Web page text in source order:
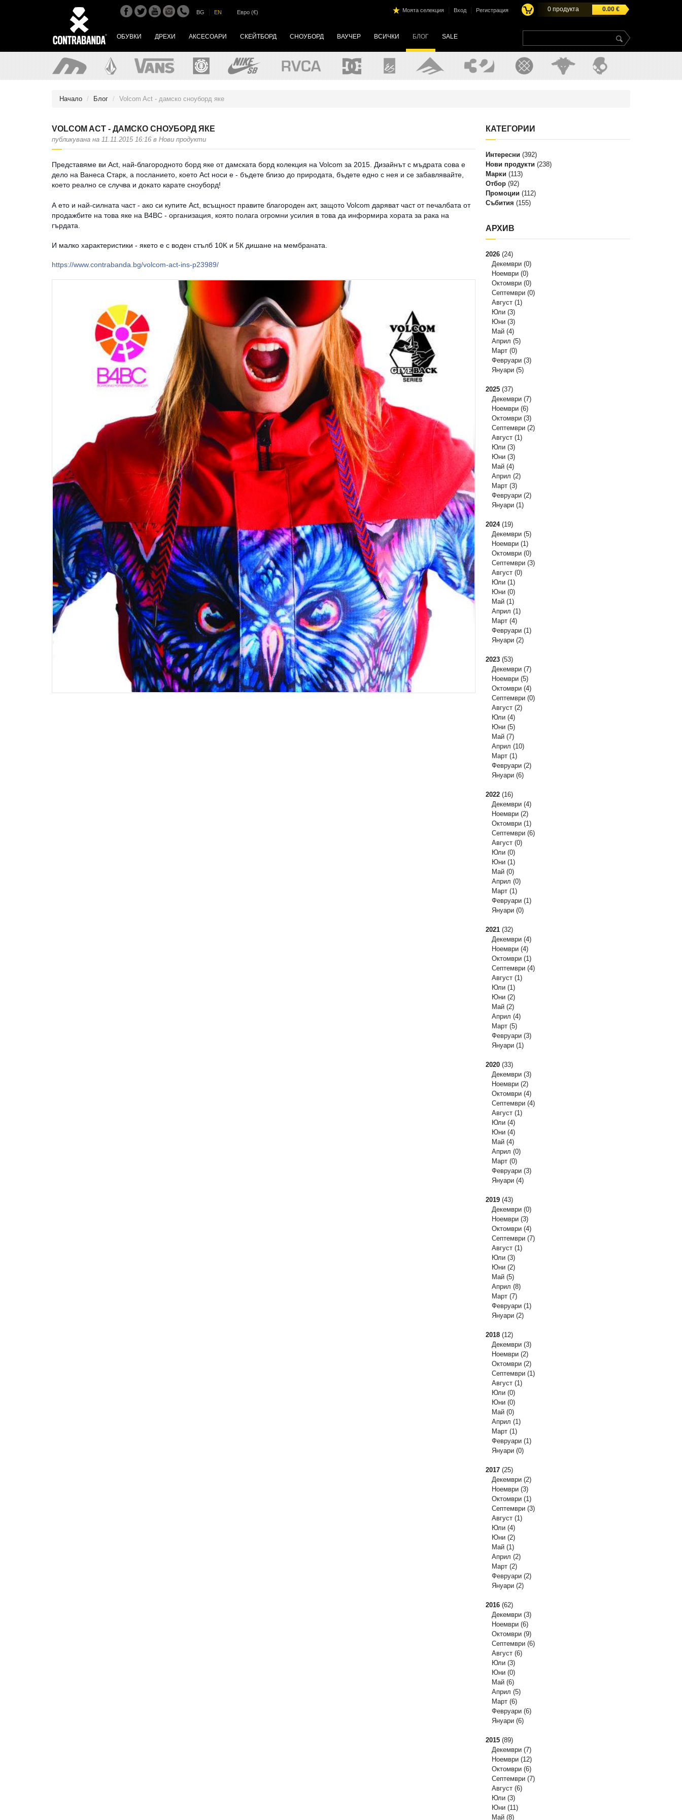
BG EN Евро (€) Моята селекция Вход Регистрация 0 продукта 0.00€
ОБУВКИ ДРЕХИ АКСЕСОАРИ СКЕЙТБОРД СНОУБОРД ВАУЧЕР ВСИЧКИ БЛОГ SALE
Начало Блог Volcom Act - дамско сноуборд яке
VOLCOM ACT - ДАМСКО СНОУБОРД ЯКЕ
публикувана на 11.11.2015 16:16 в Нови продукти
Представяме ви Act, най-благородното борд яке от дамската борд колекция на Volcom за 2015. Дизайнът с мъдрата сова е
дело на Ванеса Старк, а посланието, което Act носи е - бъдете близо до природата, бъдете едно с нея и се забавлявайте,
което реално се случва и докато карате сноуборд!
А ето и най-силната част - ако си купите Act, всъщност правите благороден акт, защото Volcom даряват част от печалбата от
продажбите на това яке на B4BC - организация, която полага огромни усилия в това да информира хората за рака на
гърдата.
И малко характеристики - якето е с воден стълб 10K и 5К дишане на мембраната.
https://www.contrabanda.bg/volcom-act-ins-p23989/
КАТЕГОРИИ
Интересни (392)
Нови продукти (238)
Марки (113)
Отбор (92)
Промоции (112)
Събития (155)
АРХИВ
2026 (24)
Декември (0)
Ноември (0)
Октомври (0)
Септември (0)
Август (1)
Юли (3)
Юни (3)
Май (4)
Април (5)
Март (0)
Февруари (3)
Януари (5)
2025 (37)
Декември (7)
Ноември (6)
Октомври (3)
Септември (2)
Август (1)
Юли (3)
Юни (3)
Май (4)
Април (2)
Март (3)
Февруари (2)
Януари (1)
2024(19)
Декември (5)
Ноември (1)
Октомври (0)
Септември (3)
Август (0)
Юли (1)
Юни (0)
Май (1)
Април (1)
Март (4)
Февруари (1)
Януари (2)
2023 (53)
Декември (7)
Ноември (5)
Октомври (4)
Септември (0)
Август (2)
Юли (4)
Юни (5)
Май (7)
Април (10)
Март (1)
Февруари (2)
Януари (6)
2022 (16)
Декември (4)
Ноември (2)
Октомври (1)
Септември (6)
Август (0)
Юли (0)
Юни (1)
Май (0)
Април (0)
Март (1)
Февруари (1)
Януари (0)
2021 (32)
Декември (4)
Ноември (4)
Октомври (1)
Септември (4)
Август (1)
Юли (1)
Юни (2)
Май (2)
Април (4)
Март (5)
Февруари (3)
Януари (1)
2020 (33)
Декември (3)
Ноември (2)
Октомври (4)
Септември (4)
Август (1)
Юли (4)
Юни (4)
Май (4)
Април (0)
Март (0)
Февруари (3)
Януари (4)
2019 (43)
Декември (0)
Ноември (3)
Октомври (4)
Септември (7)
Август (1)
Юли (3)
Юни (2)
Май (5)
Април (8)
Март (7)
Февруари (1)
Януари (2)
2018 (12)
Декември (3)
Ноември (2)
Октомври (2)
Септември (1)
Август (1)
Юли (0)
Юни (0)
Май (0)
Април (1)
Март (1)
Февруари (1)
Януари (0)
2017 (25)
Декември (2)
Ноември (3)
Октомври (1)
Септември (3)
Август (1)
Юли (4)
Юни (2)
Май (1)
Април (2)
Март (2)
Февруари (2)
Януари (2)
2016 (62)
Декември (3)
Ноември (6)
Октомври (9)
Септември (6)
Август (6)
Юли (3)
Юни (0)
Май (6)
Април (5)
Март (6)
Февруари (6)
Януари (6)
2015 (89)
Декември (7)
Ноември (12)
Октомври (6)
Септември (7)
Август (6)
Юли (3)
Юни (11)
Май (8)